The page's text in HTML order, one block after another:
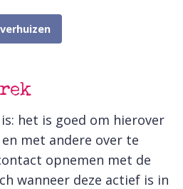
het is goed om hierover
met andere over te
opnemen met de
wanneer deze actief is in